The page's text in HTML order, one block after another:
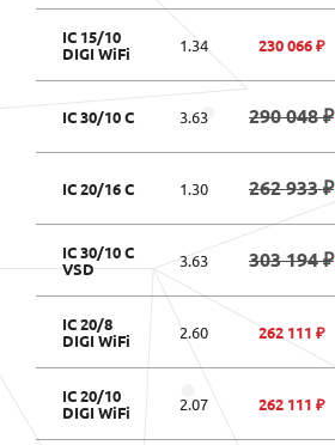
IC 15/10
DIGI WiFi
1.34 230 066 ₽
IC 30/10 C 3.63 290 048 ₽
IC 20/16 C 1.30 262 933 ₽
IC 30/10 C
VSD
3.63 303 194 ₽
IC 20/8
DIGI WiFi
2.60 262 111 ₽
IC 20/10
DIGI WiFi
2.07 262 111 ₽